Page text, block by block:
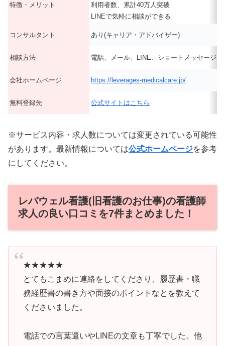
特徴・メリット
利用者数、累計40万人突破
LINEで気軽に相談ができる
コンサルタント あり(キャリア・アドバイザー)
相談方法 電話、メール、LINE、ショートメッセージ
会社ホームページ https://leverages-medicalcare.jp/
無料登録先 公式サイトはこちら
※サービス内容・求人数については変更されている可能性
があります。最新情報については公式ホームページを参考
にしてください。
レバウェル看護(旧看護のお仕事)の看護師
求人の良い口コミを7件まとめました！
★★★★★
とてもこまめに連絡をしてくださり、履歴書・職
務経歴書の書き方や面接のポイントなとを教えて
くださいました。
電話での言葉遣いやLINEの文章も丁寧でした。他